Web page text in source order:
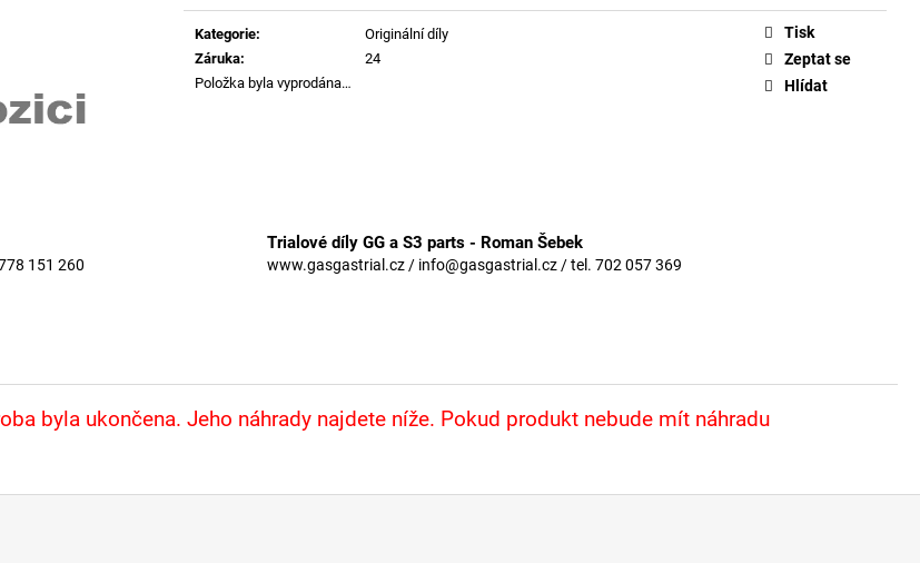
Měrná
cena:
Kategorie:
Originální díly
Záruka:
24
Položka byla vyprodána…
Tisk
Zeptat se
Hlídat
151 260
Trialové díly GG a S3 parts - Roman Šebek
www.gasgastrial.cz / info@gasgastrial.cz / tel. 702 057 369
byla ukončena. Jeho náhrady najdete níže. Pokud produkt nebude mít náhradu